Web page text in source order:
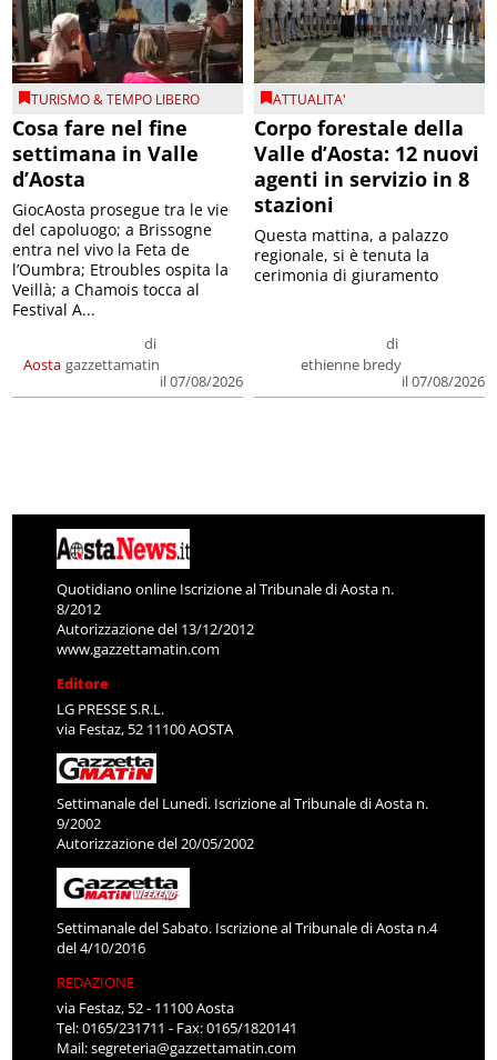
TURISMO & TEMPO LIBERO
Cosa fare nel fine
settimana in Valle
d’Aosta
Aosta
di
gazzettamatin
il 07/08/2026
GiocAosta prosegue tra le vie
del capoluogo; a Brissogne
entra nel vivo la Feta de
l’Oumbra; Etroubles ospita la
Veillà; a Chamois tocca al
Festival A...
ATTUALITA'
Corpo forestale della
Valle d’Aosta: 12 nuovi
agenti in servizio in 8
stazioni
di
ethienne bredy
il 07/08/2026
Questa mattina, a palazzo
regionale, si è tenuta la
cerimonia di giuramento
Quotidiano online Iscrizione al Tribunale di Aosta n.
8/2012
Autorizzazione del 13/12/2012
www.gazzettamatin.com
Editore
LG PRESSE S.R.L.
via Festaz, 52 11100 AOSTA
Settimanale del Lunedì. Iscrizione al Tribunale di Aosta n.
9/2002
Autorizzazione del 20/05/2002
Settimanale del Sabato. Iscrizione al Tribunale di Aosta n.4
del 4/10/2016
REDAZIONE
via Festaz, 52 - 11100 Aosta
Tel: 0165/231711 - Fax: 0165/1820141
Mail:segreteria@gazzettamatin.com